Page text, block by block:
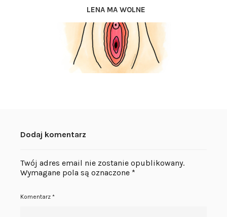
LENA MA WOLNE
Dodaj komentarz
Twój adres email nie zostanie opublikowany.
Wymagane pola są oznaczone *
Komentarz *